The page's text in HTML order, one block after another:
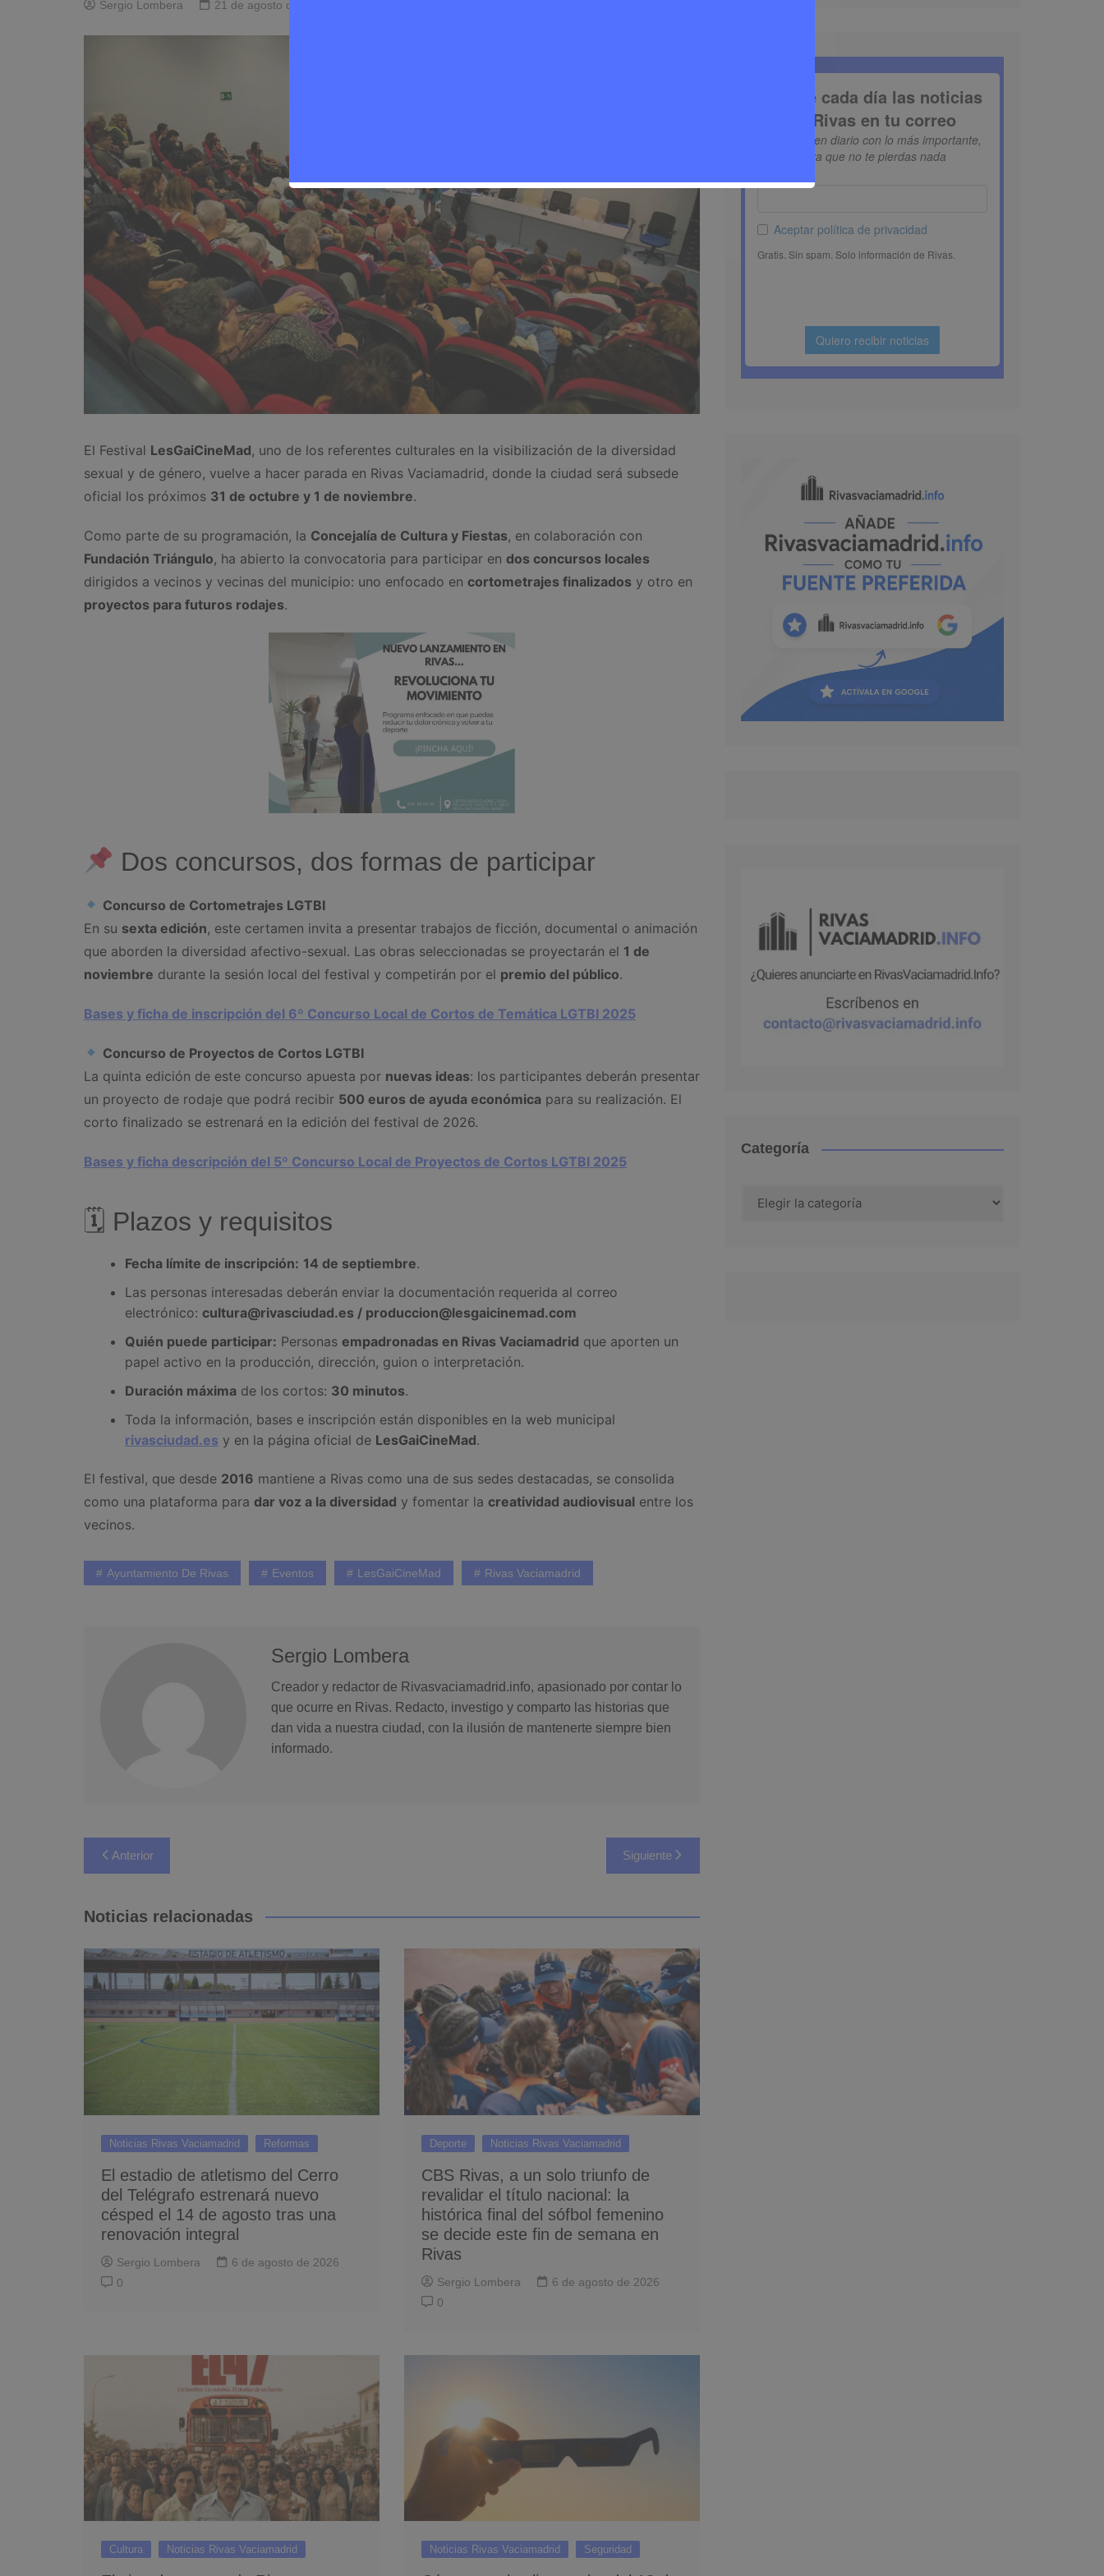
Sergio Lombera 21 de agosto de 2025
El Festival LesGaiCineMad, uno de los referentes culturales en la visibilización de la diversidad
sexual y de género, vuelve a hacer parada en Rivas Vaciamadrid, donde la ciudad será subsede
oficial los próximos 31 de octubre y 1 de noviembre.
Como parte de su programación, la Concejalía de Cultura y Fiestas, en colaboración con
Fundación Triángulo, ha abierto la convocatoria para participar en dos concursos locales
dirigidos a vecinos y vecinas del municipio: uno enfocado en cortometrajes finalizados y otro en
proyectos para futuros rodajes.
Dos concursos, dos formas de participar
Concurso de Cortometrajes LGTBI
En su sexta edición, este certamen invita a presentar trabajos de ficción, documental o animación
que aborden la diversidad afectivo-sexual. Las obras seleccionadas se proyectarán el 1 de
noviembre durante la sesión local del festival y competirán por el premio del público.
Bases y ficha de inscripción del 6º Concurso Local de Cortos de Temática LGTBI 2025
Concurso de Proyectos de Cortos LGTBI
La quinta edición de este concurso apuesta por nuevas ideas: los participantes deberán presentar
un proyecto de rodaje que podrá recibir 500 euros de ayuda económica para su realización. El
corto finalizado se estrenará en la edición del festival de 2026.
Bases y ficha descripción del 5º Concurso Local de Proyectos de Cortos LGTBI 2025
🗓 Plazos y requisitos
Fecha límite de inscripción: 14 de septiembre.
Las personas interesadas deberán enviar la documentación requerida al correo
electrónico: cultura@rivasciudad.es / produccion@lesgaicinemad.com
Quién puede participar: Personas empadronadas en Rivas Vaciamadrid que aporten un
papel activo en la producción, dirección, guion o interpretación.
Duración máxima de los cortos: 30 minutos.
Toda la información, bases e inscripción están disponibles en la web municipal
rivasciudad.es y en la página oficial de LesGaiCineMad.
El festival, que desde 2016 mantiene a Rivas como una de sus sedes destacadas, se consolida
como una plataforma para dar voz a la diversidad y fomentar la creatividad audiovisual entre los
vecinos.
Ayuntamiento De Rivas Eventos LesGaiCineMad Rivas Vaciamadrid
Sergio Lombera
Creador y redactor de Rivasvaciamadrid.info, apasionado por contar lo
que ocurre en Rivas. Redacto, investigo y comparto las historias que
dan vida a nuestra ciudad, con la ilusión de mantenerte siempre bien
informado.
Navegación
de
entradas
Anterior Siguiente
Noticias relacionadas
Noticias Rivas Vaciamadrid Reformas
El estadio de atletismo del Cerro
del Telégrafo estrenará nuevo
césped el 14 de agosto tras una
renovación integral
Sergio Lombera
6 de agosto de 2026
0
Deporte Noticias Rivas Vaciamadrid
CBS Rivas, a un solo triunfo de
revalidar el título nacional: la
histórica final del sófbol femenino
se decide este fin de semana en
Rivas
Sergio Lombera
6 de agosto de 2026
0
Cultura Noticias Rivas Vaciamadrid Noticias Rivas Vaciamadrid Seguridad
Categoría